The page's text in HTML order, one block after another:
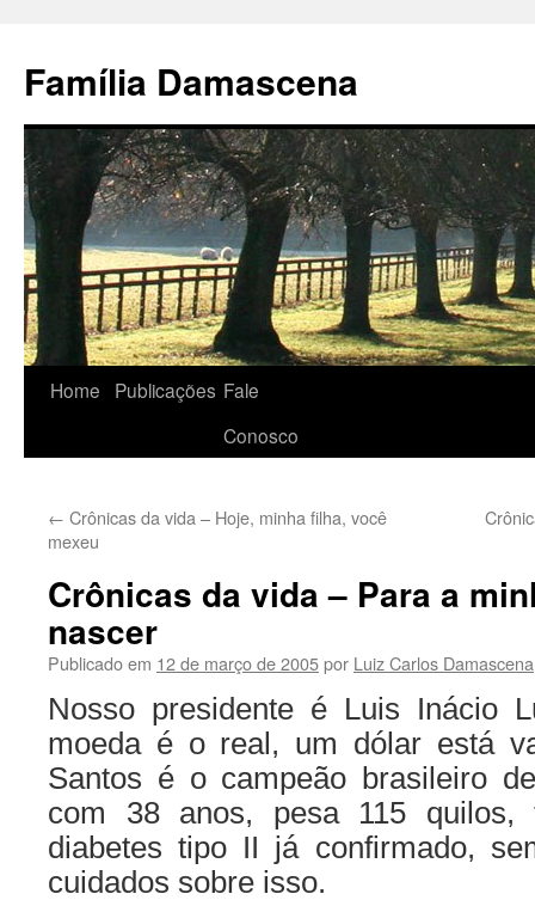
conteúdo
Família Damascena
Home Publicações Fale
Conosco
← Crônicas da vida – Hoje, minha filha, você
mexeu
Crônicas da vida – Para a
nascer
Publicado em 12 de março de 2005por Luiz Carlos Damascena
Nosso presidente é Luis Inácio
moeda é o real, um dólar está
Santos é o campeão brasileiro
com 38 anos, pesa 115 quilos,
diabetes tipo II já confirmado,
cuidados sobre isso.